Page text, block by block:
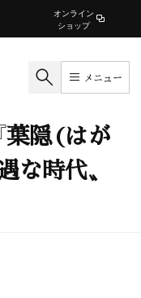
オンライン
ショップ
メニュー
葉隠(はが
な時代〟